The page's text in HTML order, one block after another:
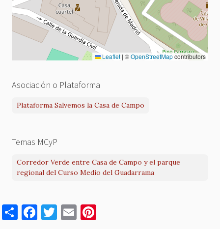
Leaflet | ©OpenStreetMapcontributors
Asociación o Plataforma
Plataforma Salvemos la Casa de Campo
Temas MCyP
Corredor Verde entre Casa de Campo y el parque
regional del Curso Medio del Guadarrama
S F T E